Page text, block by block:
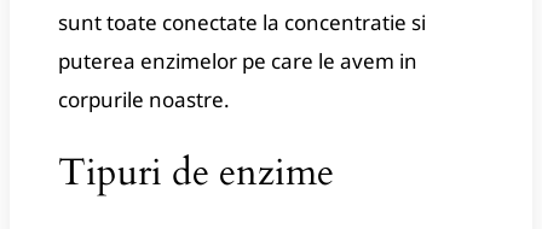
sunt toate conectate la concentratie si
puterea enzimelor pe care le avem in
corpurile noastre.
Tipuri de enzime